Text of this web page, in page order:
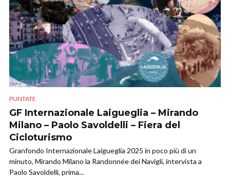
PUNTATE
GF Internazionale Laigueglia – Mirando
Milano – Paolo Savoldelli – Fiera del
Cicloturismo
Granfondo Internazionale Laigueglia 2025 in poco più di un
minuto, Mirando Milano la Randonnée dei Navigli, intervista a
Paolo Savoldelli, prima...